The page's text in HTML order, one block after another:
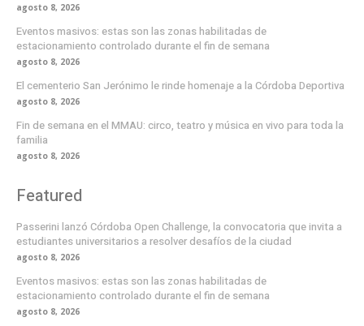
agosto 8, 2026
Eventos masivos: estas son las zonas habilitadas de
estacionamiento controlado durante el fin de semana
agosto 8, 2026
El cementerio San Jerónimo le rinde homenaje a la Córdoba Deportiva
agosto 8, 2026
Fin de semana en el MMAU: circo, teatro y música en vivo para toda la
familia
agosto 8, 2026
Featured
Passerini lanzó Córdoba Open Challenge, la convocatoria que invita a
estudiantes universitarios a resolver desafíos de la ciudad
agosto 8, 2026
Eventos masivos: estas son las zonas habilitadas de
estacionamiento controlado durante el fin de semana
agosto 8, 2026